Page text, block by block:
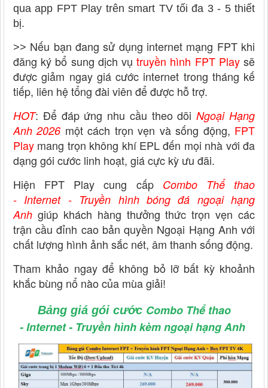
qua app FPT Play trên smart TV tối đa 3 - 5 thiết
bị.
>> Nếu bạn đang sử dụng internet mạng FPT khi
đăng ký bổ sung dịch vụtruyền hình FPT Playsẽ
được giảm ngay giá cước internet trong tháng kế
tiếp, liên hệ tổng đài viên để được hỗ trợ.
HOT: Để đáp ứng nhu cầu theo dõiNgoại Hạng
Anh 2026 một cách trọn vẹn và sống động, FPT
Play mang trọn không khí EPL đến mọi nhà với đa
dạng gói cước linh hoạt, giá cực kỳ ưu đãi.
Hiện FPT Play cung cấp Combo Thể thao
- Internet - Truyền hình bóng đá ngoại hạng
Anh giúp khách hàng thưởng thức trọn vẹn các
trận cầu đỉnh cao bản quyền Ngoại Hạng Anh với
chất lượng hình ảnh sắc nét, âm thanh sống động.
Tham khảo ngay để không bỏ lỡ bất kỳ khoảnh
khắc bùng nổ nào của mùa giải!
Bảng giá gói cước Combo Thể thao
- Internet - Truyền hình kèm ngoại hạng Anh